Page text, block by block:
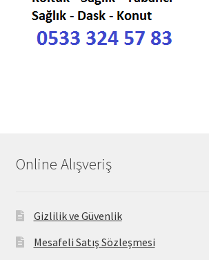
Online Alışveriş
Gizlilik ve Güvenlik
Mesafeli Satış Sözleşmesi